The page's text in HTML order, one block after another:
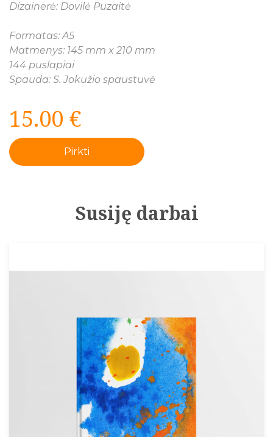
Dizainerė: Dovilė Puzaitė
Formatas: A5
Matmenys: 145 mm x 210 mm
144 puslapiai
Spauda: S. Jokužio spaustuvė
15.00 €
Pirkti
Susiję darbai